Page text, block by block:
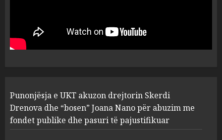
1
“bosen” Joana Nano për
abuzim me fondet publike dhe
pasuri të pajustifikuar
2
Apolonia- Gramshi, nis
procedim penal për Koço
Kokëdhimën (VIDEO)
MARCH 27, 2025
Punonjësja e UKT akuzon drejtorin Skerdi
Drenova dhe “bosen” Joana Nano për abuzim me
fondet publike dhe pasuri të pajustifikuar